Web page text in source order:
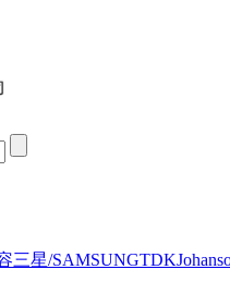
三星/SAMSUNGTDK